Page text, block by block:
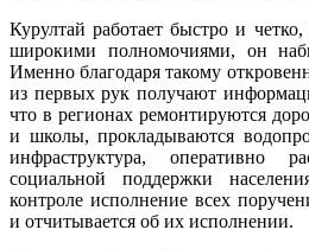
Курултай работает быстро и
широкими полномочиями, он
Именно благодаря такому
из первых рук получают
что в регионах ремонтируются
и школы, прокладываются
инфраструктура, оперативно
социальной поддержки
контроле исполнение всех
и отчитывается об их исполнении.